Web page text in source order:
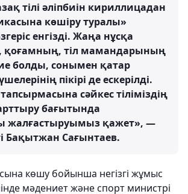
тілі әліпбиін кириллицадан
көшіру туралы»
енгізді. Жаңа нұсқа
қоғамның, тіл мамандарының
болды, сонымен қатар
пікірі де ескерілді.
сәйкес тіліміздің
бағытында
жалғастыруымыз қажет», —
Бақытжан Сағынтаев.
көшу бойынша негізгі жұмыс
мәдениет және спорт министрі